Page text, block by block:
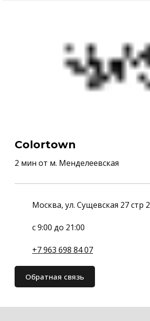
Colortown
2 мин от м. Менделеевская
Москва, ул. Сущевская 27 стр 2
с 9:00 до 21:00
+7 963 698 84 07
Обратная связь